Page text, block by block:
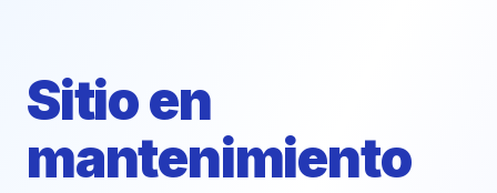
Sitio en
mantenimiento